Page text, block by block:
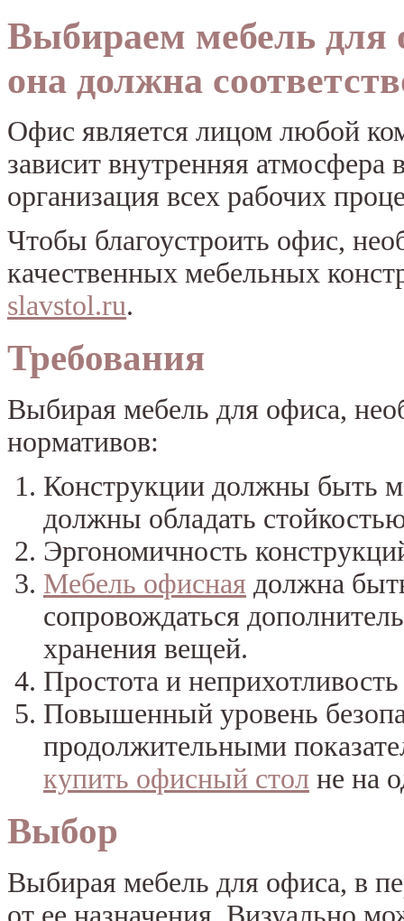
Выбираем мебель для
она должна
Офис является лицом любой
зависит внутренняя атмосфера
организация всех рабочих
Чтобы благоустроить офис,
качественных мебельных
slavstol.ru.
Требования
Выбирая мебель для офиса,
нормативов:
Конструкции должны быть
должны обладать
Эргономичность
Мебель офисная должна
сопровождаться
хранения вещей.
Простота и
Повышенный уровень
продолжительными
купить офисный стол не на
Выбор
Выбирая мебель для офиса, в